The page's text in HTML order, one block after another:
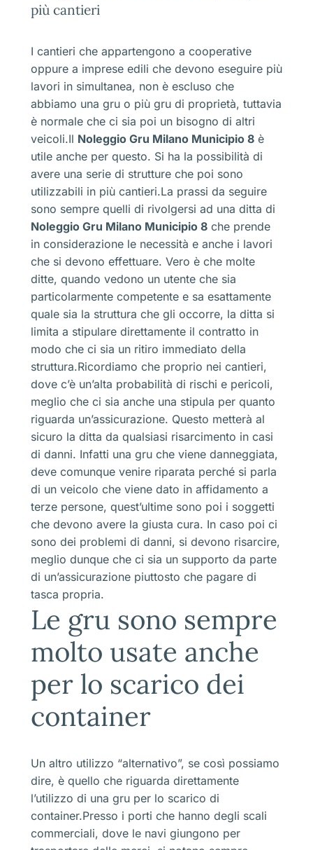
più cantieri
I cantieri che appartengono a cooperative
oppure a imprese edili che devono eseguire più
lavori in simultanea, non è escluso che
abbiamo una gru o più gru di proprietà, tuttavia
è normale che ci sia poi un bisogno di altri
veicoli.Il Noleggio Gru Milano Municipio 8 è
utile anche per questo. Si ha la possibilità di
avere una serie di strutture che poi sono
utilizzabili in più cantieri.La prassi da seguire
sono sempre quelli di rivolgersi ad una ditta di
Noleggio Gru Milano Municipio 8 che prende
in considerazione le necessità e anche i lavori
che si devono effettuare. Vero è che molte
ditte, quando vedono un utente che sia
particolarmente competente e sa esattamente
quale sia la struttura che gli occorre, la ditta si
limita a stipulare direttamente il contratto in
modo che ci sia un ritiro immediato della
struttura.Ricordiamo che proprio nei cantieri,
dove c’è un’alta probabilità di rischi e pericoli,
meglio che ci sia anche una stipula per quanto
riguarda un’assicurazione. Questo metterà al
sicuro la ditta da qualsiasi risarcimento in casi
di danni. Infatti una gru che viene danneggiata,
deve comunque venire riparata perché si parla
di un veicolo che viene dato in affidamento a
terze persone, quest’ultime sono poi i soggetti
che devono avere la giusta cura. In caso poi ci
sono dei problemi di danni, si devono risarcire,
meglio dunque che ci sia un supporto da parte
di un’assicurazione piuttosto che pagare di
tasca propria.
Le gru sono sempre
molto usate anche
per lo scarico dei
container
Un altro utilizzo “alternativo”, se così possiamo
dire, è quello che riguarda direttamente
l’utilizzo di una gru per lo scarico di
container.Presso i porti che hanno degli scali
commerciali, dove le navi giungono per